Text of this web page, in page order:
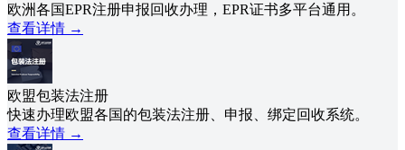
欧洲各国EPR注册申报回收办理，EPR证书多平台通用。
查看详情 →
欧盟包装法注册
快速办理欧盟各国的包装法注册、申报、绑定回收系统。
查看详情 →